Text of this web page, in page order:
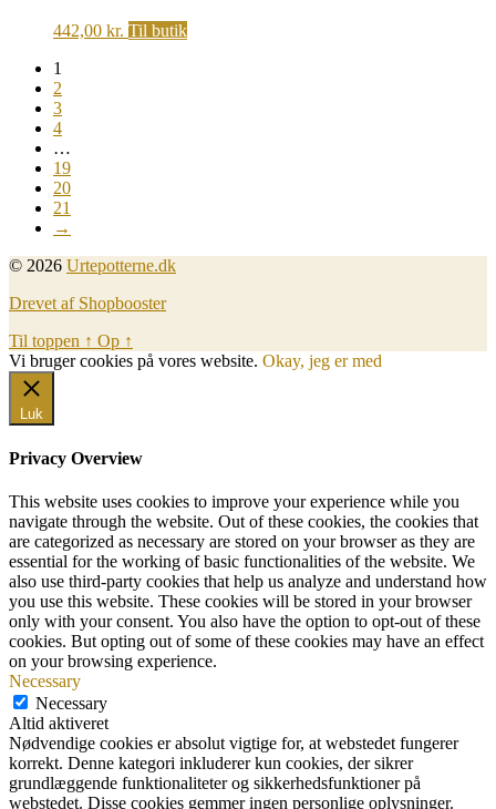
442,00 kr. Til butik
1
2
3
4
…
19
20
21
→
© 2026 Urtepotterne.dk
Drevet af Shopbooster
Til toppen ↑ Op ↑
Vi bruger cookies på vores website. Okay, jeg er med
Luk
Privacy Overview
This website uses cookies to improve your experience while you
navigate through the website. Out of these cookies, the cookies that
are categorized as necessary are stored on your browser as they are
essential for the working of basic functionalities of the website. We
also use third-party cookies that help us analyze and understand how
you use this website. These cookies will be stored in your browser
only with your consent. You also have the option to opt-out of these
cookies. But opting out of some of these cookies may have an effect
on your browsing experience.
Necessary
Necessary
Altid aktiveret
Nødvendige cookies er absolut vigtige for, at webstedet fungerer
korrekt. Denne kategori inkluderer kun cookies, der sikrer
grundlæggende funktionaliteter og sikkerhedsfunktioner på
webstedet. Disse cookies gemmer ingen personlige oplysninger.